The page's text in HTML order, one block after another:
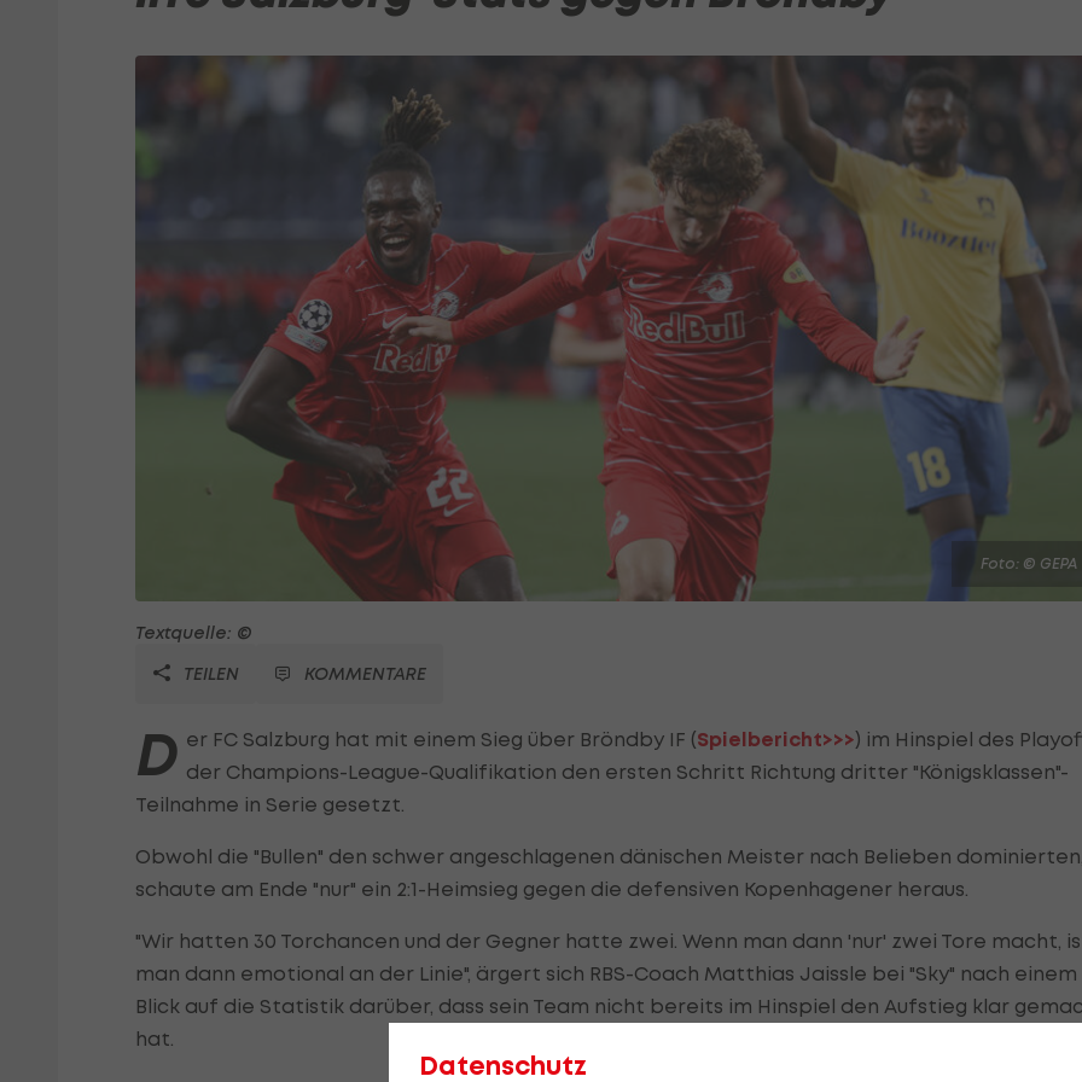
Foto: © GEPA
Textquelle: ©
TEILEN
KOMMENTARE
D er FC Salzburg hat mit einem Sieg über Bröndby IF (Spielbericht>>>) im Hinspiel des
der Champions-League-Qualifikation den ersten Schritt Richtung dritter "Königsklassen"-
Teilnahme in Serie gesetzt.
Obwohl die "Bullen" den schwer angeschlagenen dänischen Meister nach Belieben dominierten,
schaute am Ende "nur" ein 2:1-Heimsieg gegen die defensiven Kopenhagener heraus.
"Wir hatten 30 Torchancen und der Gegner hatte zwei. Wenn man dann 'nur' zwei Tore macht,
man dann emotional an der Linie", ärgert sich RBS-Coach Matthias Jaissle bei "Sky" nach einem
Blick auf die Statistik darüber, dass sein Team nicht bereits im Hinspiel den Aufstieg klar
hat.
Datenschutz